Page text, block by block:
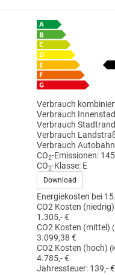
Verbrauch
Verbrauch
Verbrauch
Verbrauch
Verbrauch
CO2-Emissionen:
CO2-Klasse: E
Download
Energiekosten bei
CO2 Kosten
1.305,- €
CO2 Kosten (mittel)
3.099,38 €
CO2 Kosten (hoch)
4.785,- €
Jahressteuer: 139,- €